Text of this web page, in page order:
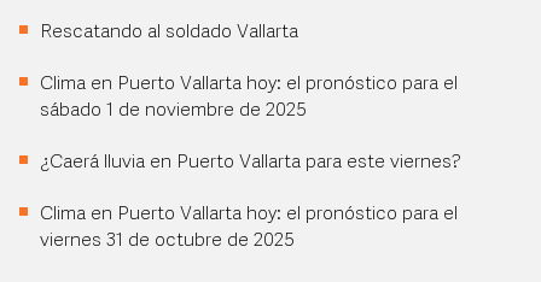
Rescatando al soldado Vallarta
Clima en Puerto Vallarta hoy: el pronóstico para el
sábado 1 de noviembre de 2025
¿Caerá lluvia en Puerto Vallarta para este viernes?
Clima en Puerto Vallarta hoy: el pronóstico para el
viernes 31 de octubre de 2025